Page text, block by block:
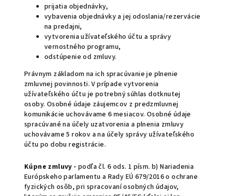
prijatia objednávky,
vybavenia objednávky a jej odoslania/rezervácie
na predajni,
vytvorenia užívateľského účtu a správy
vernostného programu,
odstúpenie od zmluvy.
Právnym základom na ich spracúvanie je plnenie
zmluvnej povinnosti. V prípade vytvorenia
užívateľského účtu je potrebný súhlas dotknutej
osoby. Osobné údaje záujemcov z predzmluvnej
komunikácie uchovávame 6 mesiacov. Osobné údaje
spracúvané na účely uzatvorenia a plnenia zmluvy
uchovávame 5 rokov a na účely správy užívateľského
účtu po dobu registrácie.
Kúpne zmluvy - podľa čl. 6 ods. 1 písm. b) Nariadenia
Európskeho parlamentu a Rady EÚ 679/2016 o ochrane
fyzických osôb, pri spracovaní osobných údajov,